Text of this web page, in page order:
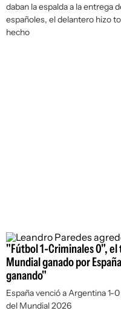
daban la espalda a la entrega
españoles, el delantero hizo
hecho
"Fútbol 1-Criminales 0",
Mundial ganado por
ganando"
España venció a Argentina 1-
del Mundial 2026